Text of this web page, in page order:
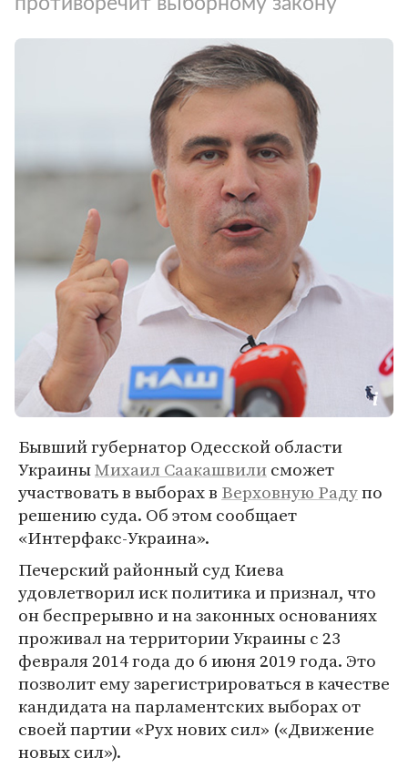
Бывший губернатор Одесской области
УкраиныМихаил Саакашвилисможет
участвовать в выборах в Верховную Радупо
решению суда. Об этом сообщает
«Интерфакс-Украина».
Печерский районный суд Киева
удовлетворил иск политика и признал, что
он беспрерывно и на законных основаниях
проживал на территории Украины с 23
февраля 2014 года до 6 июня 2019 года. Это
позволит ему зарегистрироваться в качестве
кандидата на парламентских выборах от
своей партии «Рух нових сил» («Движение
новых сил»).